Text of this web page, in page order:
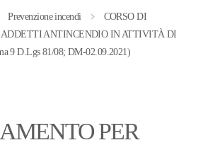
Prevenzione incendi
CORSO DI
ANTINCENDIO IN ATTIVITÀ DI
9 D.Lgs 81/08; DM-02.09.2021)
PER